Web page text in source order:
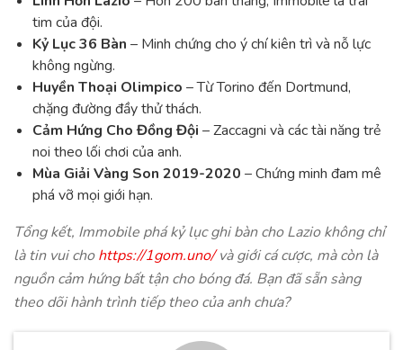
tim của đội.
Kỷ Lục 36 Bàn – Minh chứng cho ý chí kiên trì và nỗ lực
không ngừng.
Huyền Thoại Olimpico – Từ Torino đến Dortmund,
chặng đường đầy thử thách.
Cảm Hứng Cho Đồng Đội – Zaccagni và các tài năng trẻ
noi theo lối chơi của anh.
Mùa Giải Vàng Son 2019-2020 – Chứng minh đam mê
phá vỡ mọi giới hạn.
Tổng kết, Immobile phá kỷ lục ghi bàn cho Lazio không chỉ
là tin vui chohttps://1gom.uno/và giới cá cược, mà còn là
nguồn cảm hứng bất tận cho bóng đá. Bạn đã sẵn sàng
theo dõi hành trình tiếp theo của anh chưa?